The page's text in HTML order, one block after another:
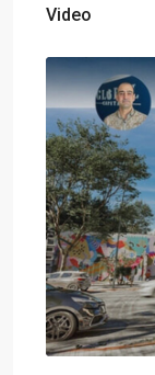
Video